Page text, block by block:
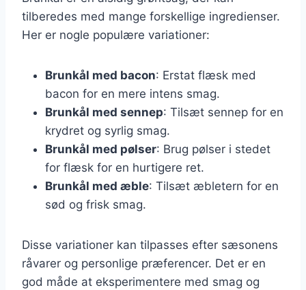
tilberedes med mange forskellige ingredienser.
Her er nogle populære variationer:
Brunkål med bacon: Erstat flæsk med
bacon for en mere intens smag.
Brunkål med sennep: Tilsæt sennep for en
krydret og syrlig smag.
Brunkål med pølser: Brug pølser i stedet
for flæsk for en hurtigere ret.
Brunkål med æble: Tilsæt æbletern for en
sød og frisk smag.
Disse variationer kan tilpasses efter sæsonens
råvarer og personlige præferencer. Det er en
god måde at eksperimentere med smag og